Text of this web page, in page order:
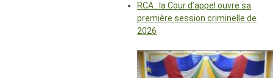
RCA : la Cour d’appel ouvre sa
première session criminelle de
2026